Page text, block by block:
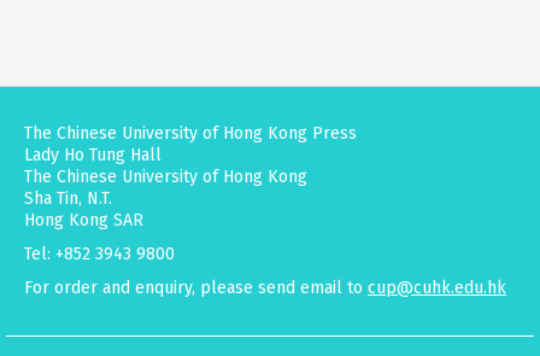
The Chinese University of Hong Kong Press
Lady Ho Tung Hall
The Chinese University of Hong Kong
Sha Tin, N.T.
Hong Kong SAR
Tel: +852 3943 9800
For order and enquiry, please send email to cup@cuhk.edu.hk